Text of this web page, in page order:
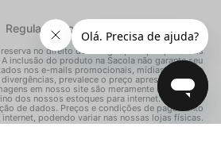
Regulamentos
no direito de corrigir quaisquer possíveis
inclusão do produto na Sacola não garante seu
nos e-mails promocionais, mídias sociais e
prevalece o preço apresentado na
em nosso site são meramente ilustrativas.
dos nossos estoques para internet. Vendas
de dados. Preços e condições de pagamento
podendo variar nas nossas lojas físicas.